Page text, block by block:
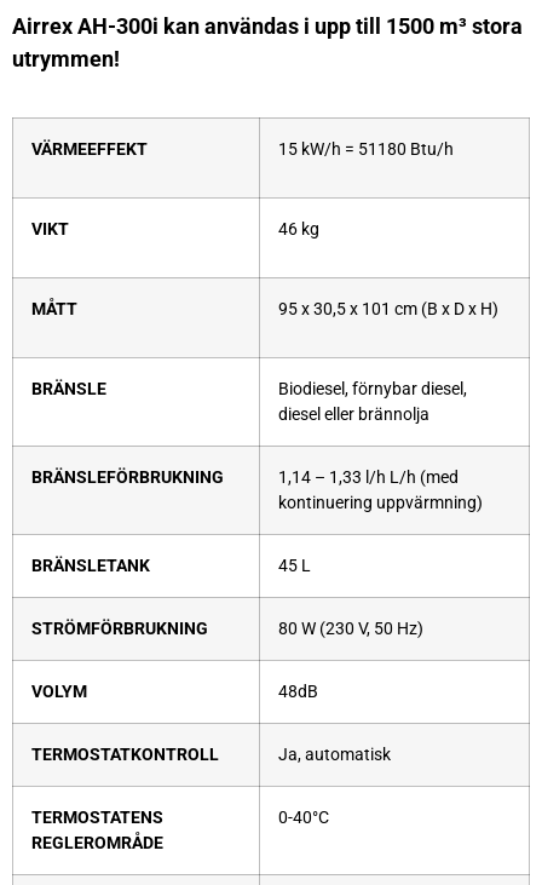
Airrex AH-300i kan användas i upp till 1500 m³ stora
utrymmen!
VÄRMEEFFEKT 15 kW/h = 51180 Btu/h
VIKT 46 kg
MÅTT 95 x 30,5 x 101 cm (B x D x H)
BRÄNSLE
Biodiesel, förnybar diesel,
diesel eller brännolja
BRÄNSLEFÖRBRUKNING
1,14 – 1,33 l/h L/h (med
kontinuering uppvärmning)
BRÄNSLETANK 45 L
STRÖMFÖRBRUKNING 80 W (230 V, 50 Hz)
VOLYM 48dB
TERMOSTATKONTROLL Ja, automatisk
TERMOSTATENS
REGLEROMRÅDE
0-40°C